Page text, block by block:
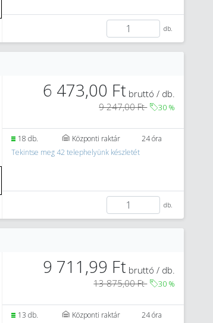
db.
6 473,00 Ft bruttó / db.
9 247,00 Ft
30 %
18 db. Központi raktár
24 óra
Tekintse meg 42 telephelyünk készletét
db.
9 711,99 Ft bruttó / db.
13 875,00 Ft
30 %
13 db. Központi raktár
24 óra